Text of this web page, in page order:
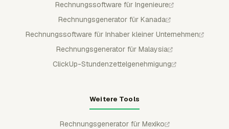
Rechnungssoftware für Ingenieure
Rechnungsgenerator für Kanada
Rechnungssoftware für Inhaber kleiner Unternehmen
Rechnungsgenerator für Malaysia
ClickUp-Stundenzettelgenehmigung
Weitere Tools
Rechnungsgenerator für Mexiko